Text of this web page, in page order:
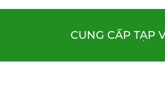
CUNG CẤP TẠP